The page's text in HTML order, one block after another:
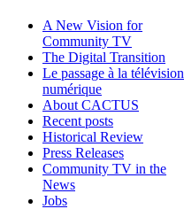
A New Vision for
Community TV
The Digital Transition
Le passage à la télévision
numérique
About CACTUS
Recent posts
Historical Review
Press Releases
Community TV in the
News
Jobs